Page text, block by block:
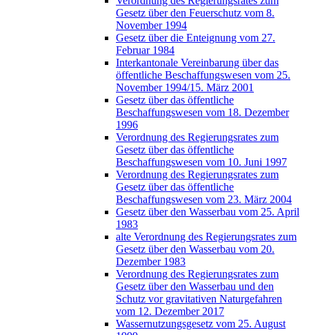
Gesetz über den Feuerschutz vom 8.
November 1994
Gesetz über die Enteignung vom 27.
Februar 1984
Interkantonale Vereinbarung über das
öffentliche Beschaffungswesen vom 25.
November 1994/15. März 2001
Gesetz über das öffentliche
Beschaffungswesen vom 18. Dezember
1996
Verordnung des Regierungsrates zum
Gesetz über das öffentliche
Beschaffungswesen vom 10. Juni 1997
Verordnung des Regierungsrates zum
Gesetz über das öffentliche
Beschaffungswesen vom 23. März 2004
Gesetz über den Wasserbau vom 25. April
1983
alte Verordnung des Regierungsrates zum
Gesetz über den Wasserbau vom 20.
Dezember 1983
Verordnung des Regierungsrates zum
Gesetz über den Wasserbau und den
Schutz vor gravitativen Naturgefahren
vom 12. Dezember 2017
Wassernutzungsgesetz vom 25. August